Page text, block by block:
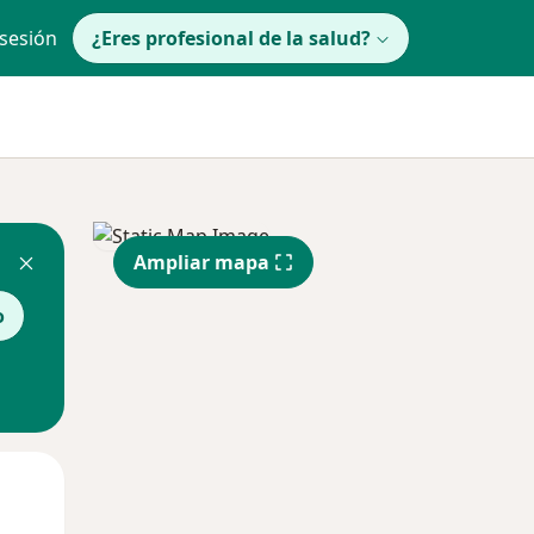
¿Eres profesional de la salud?
Ampliar mapa